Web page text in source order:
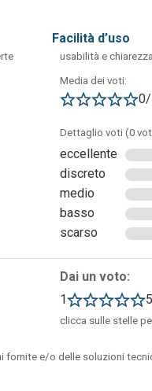
alla
di
facilità d’uso
usabilità e
Media dei voti:
Dettaglio voti (0
eccellente
discreto
medio
basso
scarso
Dai un voto:
1
5
clicca sulle stelle
fornite e/o delle soluzioni